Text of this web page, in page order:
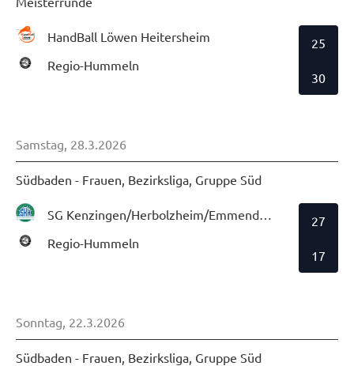
HandBall Löwen Heitersheim
Regio-Hummeln
25
30
Samstag, 28.3.2026
Südbaden - Frauen, Bezirksliga, Gruppe Süd
Regio-Hummeln
27
17
Sonntag, 22.3.2026
Südbaden - Frauen, Bezirksliga, Gruppe Süd